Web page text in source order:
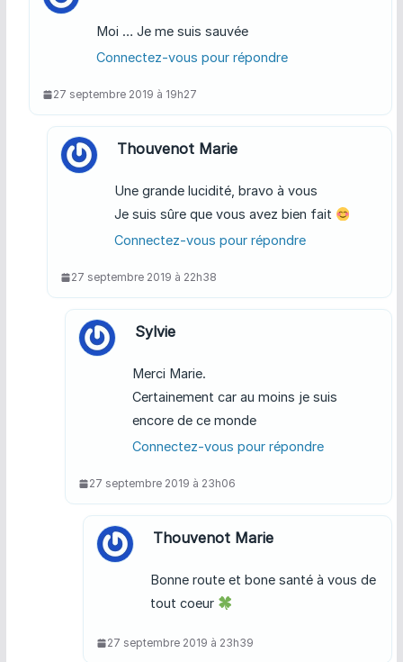
Moi … Je me suis sauvée
Connectez-vous pour répondre
27 septembre 2019 à 19h27
Thouvenot Marie
Une grande lucidité, bravo à vous
Je suis sûre que vous avez bien fait
Connectez-vous pour répondre
27 septembre 2019 à 22h38
Sylvie
Merci Marie.
Certainement car au moins je suis
encore de ce monde
Connectez-vous pour répondre
27 septembre 2019 à 23h06
Thouvenot Marie
Bonne route et bone santé à vous de
tout coeur
27 septembre 2019 à 23h39